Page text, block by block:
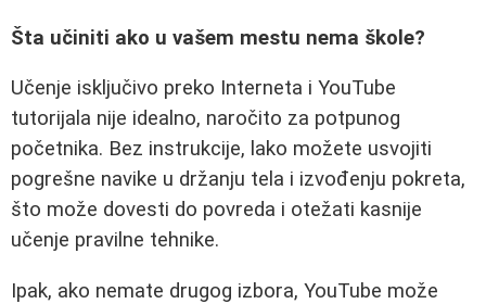
Šta učiniti ako u vašem mestu nema škole?
Učenje isključivo preko Interneta i YouTube
tutorijala nije idealno, naročito za potpunog
početnika. Bez instrukcije, lako možete usvojiti
pogrešne navike u držanju tela i izvođenju pokreta,
što može dovesti do povreda i otežati kasnije
učenje pravilne tehnike.
Ipak, ako nemate drugog izbora, YouTube može